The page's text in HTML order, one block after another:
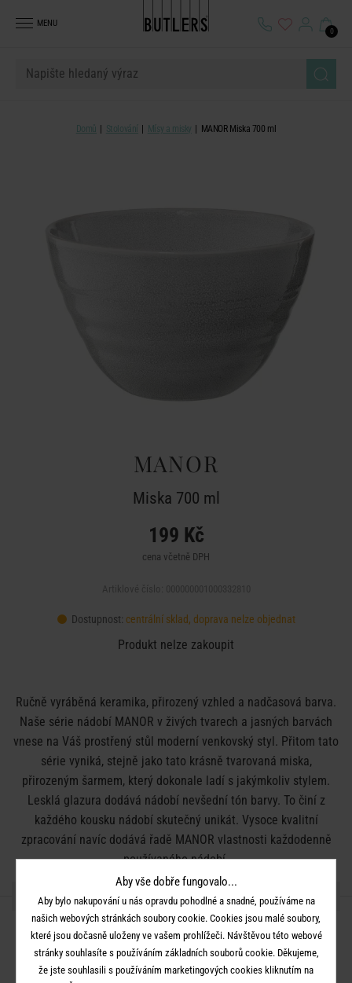
MENU
0
Domů Stolování Mísy a misky MANOR Miska 700 ml
MANOR
Miska 700 ml
199 Kč
cena včetně DPH
Dostupnost: centrální sklad, doprava nelze objednat
Produkt nelze zakoupit
Ručně vyráběná keramika, přirozený vzhled a nadčasová barva.
Naše série nádobí MANOR v živých tvarech a jasných barvách
vnese na Váš prostřený stůl moderní venkovský styl. Přitom tato
série vyniká, stejně jako tato krásně tvarovaná miska,
přirozeným šarmem, který dokonale ladí s jakýmkoliv stylem.
Lesklá glazura dodává nádobí nevšední tón barvy. To činí z
každého kousku nádobí skutečný unikát. Vysoce kvalitní
zpracování navíc dodává řadě MANOR vlastnosti každodenně
používaného nádobí.
DETAILY PRODUKTU
vhodné do myčky nádobí
vhodné do mikrovlnné trouby
Barva:
sv. šedá
Aby vše dobře fungovalo...
Aby bylo nakupování u nás opravdu pohodlné a snadné, používáme na
našich webových stránkách soubory cookie. Cookies jsou malé soubory,
které jsou dočasně uloženy ve vašem prohlížeči. Návštěvou této webové
stránky souhlasíte s používáním základních souborů cookie. Děkujeme,
že jste souhlasili s používáním marketingových cookies kliknutím na